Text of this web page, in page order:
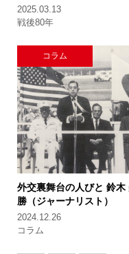
2025.03.13
戦後80年
コラム
外交裏舞台の人びと 鈴木
勝（ジャーナリスト）
2024.12.26
コラム